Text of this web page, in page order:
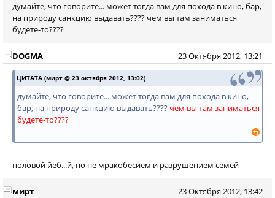
думайте, что говорите... может тогда вам для похода в кино, бар,
на природу санкцию выдавать???? чем вы там заниматься
будете-то????
23 Октября 2012, 13:21
DOGMA
ЦИТАТА (мирт @ 23 октября 2012, 13:02)
думайте, что говорите... может тогда вам для похода в кино,
бар, на природу санкцию выдавать???? чем вы там заниматься
будете-то????
половой йеб...й, но не мракобесием и разрушением семей
23 Октября 2012, 13:42
мирт